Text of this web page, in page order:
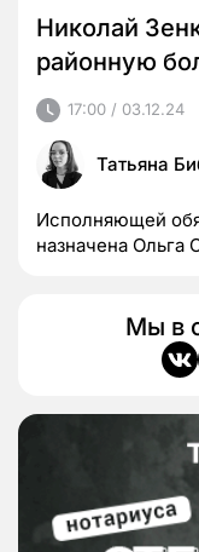
Николай
районную
17:00 / 03.12.24
Татьяна
Исполняющей
назначена Ольга
Мы в